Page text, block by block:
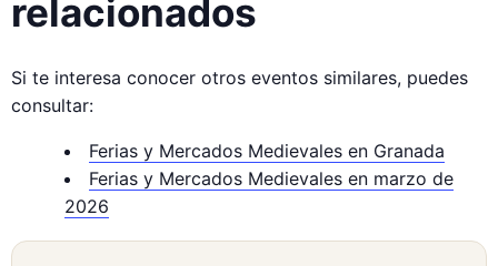
relacionados
Si te interesa conocer otros eventos similares, puedes
consultar:
Ferias y Mercados Medievales en Granada
Ferias y Mercados Medievales en marzo de
2026